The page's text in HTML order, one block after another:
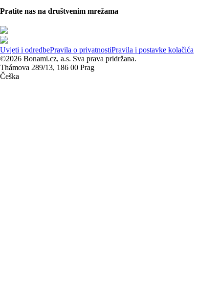
Pratite nas na društvenim mrežama
Uvjeti i odredbePravila o privatnostiPravila i postavke kolačića
©2026 Bonami.cz, a.s. Sva prava pridržana.
Thámova 289/13, 186 00 Prag
Češka